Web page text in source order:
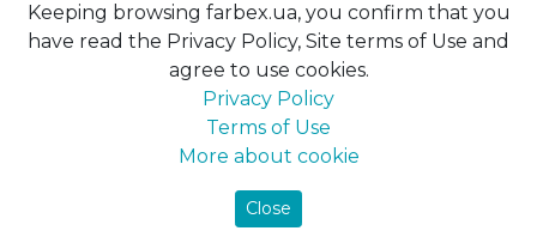
Грунтування стін – це не менш важливий крок.
Ґрунтовка допоможе фарбі краще
розподілятися на поверхні та створить основу
для нанесення фарби. Оберіть грунт, який
підходить до типу фарби, яку ви збираєтеся
використовувати. Ґрунтування – це запорука
того, що фарба буде добре триматися і матиме
насичений колір. У нас в асортименті in Kyiv є
Keeping browsing farbex.ua, you confirm that you
have read the Privacy Policy, Site terms of Use and
agree to use cookies.
Privacy Policy
Terms of Use
More about cookie
Close